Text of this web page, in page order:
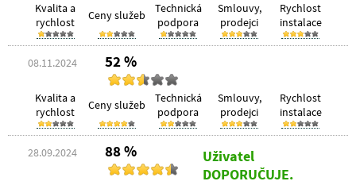
Kvalita a
rychlost
Ceny služeb
Technická
podpora
Smlouvy,
prodejci
Rychlost
instalace
08.11.2024 52 %
Kvalita a
rychlost
Ceny služeb
Technická
podpora
Smlouvy,
prodejci
Rychlost
instalace
28.09.2024 88 %
Uživatel
DOPORUČUJE.